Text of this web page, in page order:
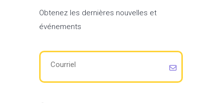
Obtenez les dernières nouvelles et
événements